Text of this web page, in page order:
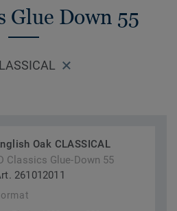
Glue Down 55
Oak CLASSICAL
Classics Glue-Down 55
261012011